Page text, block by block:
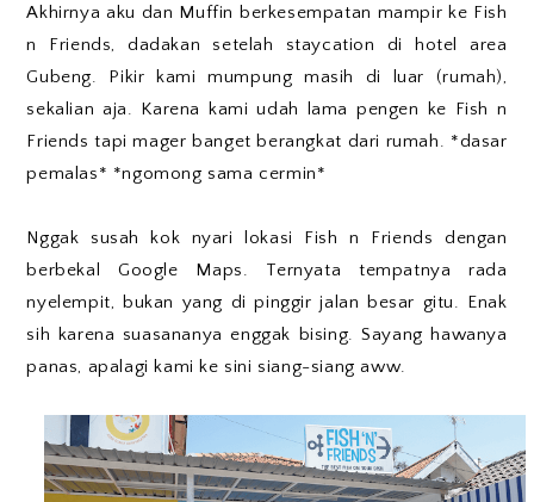
Akhirnya aku dan Muffin berkesempatan mampir ke Fish
n Friends, dadakan setelah staycation di hotel area
Gubeng. Pikir kami mumpung masih di luar (rumah),
sekalian aja. Karena kami udah lama pengen ke Fish n
Friends tapi mager banget berangkat dari rumah. *dasar
pemalas* *ngomong sama cermin*
Nggak susah kok nyari lokasi Fish n Friends dengan
berbekal Google Maps. Ternyata tempatnya rada
nyelempit, bukan yang di pinggir jalan besar gitu. Enak
sih karena suasananya enggak bising. Sayang hawanya
panas, apalagi kami ke sini siang-siang aww.